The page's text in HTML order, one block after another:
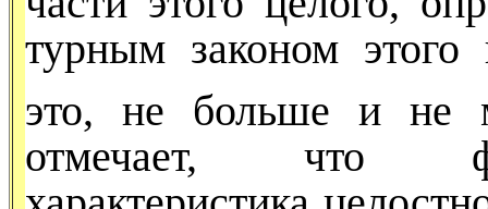
турным законом этого
это, не больше и не
отмечает, что